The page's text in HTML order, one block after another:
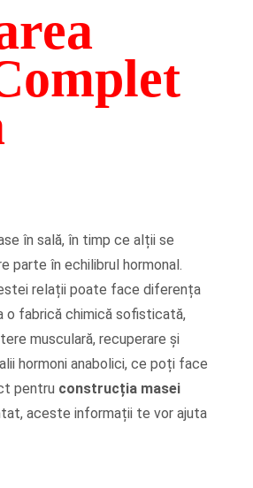
în sală, în timp ce alții se
parte în echilibrul hormonal.
relații poate face diferența
o fabrică chimică sofisticată,
musculară, recuperare și
hormoni anabolici, ce poți face
pentru construcția masei
aceste informații te vor ajuta